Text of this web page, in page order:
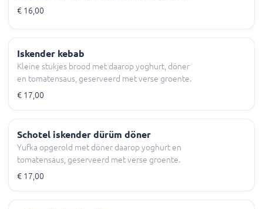
€ 16,00
Iskender kebab
Kleine stukjes brood met daarop yoghurt, döner
en tomatensaus, geserveerd met verse groente.
€ 17,00
Schotel iskender dürüm döner
Yufka opgerold met döner daarop yoghurt en
tomatensaus, geserveerd met verse groente.
€ 17,00